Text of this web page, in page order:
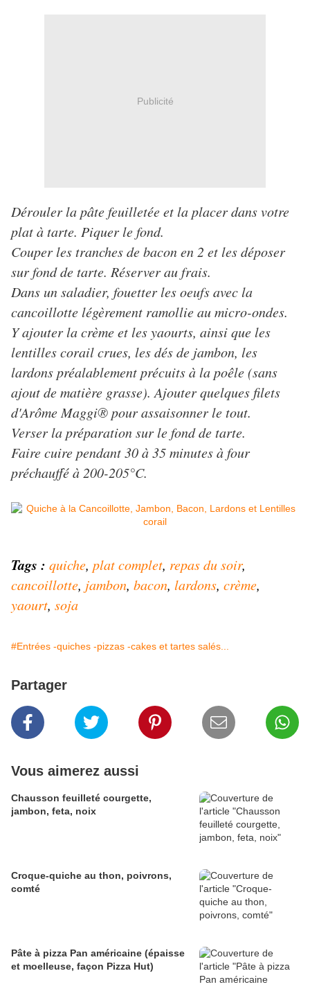
Publicité
Dérouler la pâte feuilletée et la placer dans votre
plat à tarte. Piquer le fond.
Couper les tranches de bacon en 2 et les déposer
sur fond de tarte. Réserver au frais.
Dans un saladier, fouetter les oeufs avec la
cancoillotte légèrement ramollie au micro-ondes.
Y ajouter la crème et les yaourts, ainsi que les
lentilles corail crues, les dés de jambon, les
lardons préalablement précuits à la poêle (sans
ajout de matière grasse). Ajouter quelques filets
d'Arôme Maggi® pour assaisonner le tout.
Verser la préparation sur le fond de tarte.
Faire cuire pendant 30 à 35 minutes à four
préchauffé à 200-205°C.
Tags : quiche, plat complet, repas du soir,
cancoillotte, jambon, bacon, lardons, crème,
yaourt, soja
#Entrées -quiches -pizzas -cakes et tartes salés...
Partager
Vous aimerez aussi
Chausson feuilleté courgette,
jambon, feta, noix
Croque-quiche au thon, poivrons,
comté
Pâte à pizza Pan américaine (épaisse
et moelleuse, façon Pizza Hut)